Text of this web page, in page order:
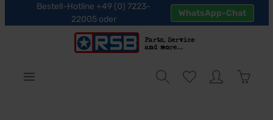
Bestell-Hotline +49 (0) 7223-
22005 oder
WhatsApp-Chat